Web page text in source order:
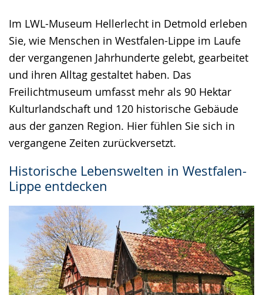
Im LWL-Museum Hellerlecht in Detmold erleben
Sie, wie Menschen in Westfalen-Lippe im Laufe
der vergangenen Jahrhunderte gelebt, gearbeitet
und ihren Alltag gestaltet haben. Das
Freilichtmuseum umfasst mehr als 90 Hektar
Kulturlandschaft und 120 historische Gebäude
aus der ganzen Region. Hier fühlen Sie sich in
vergangene Zeiten zurückversetzt.
Historische Lebenswelten in Westfalen-
Lippe entdecken
wird
angezeigt.